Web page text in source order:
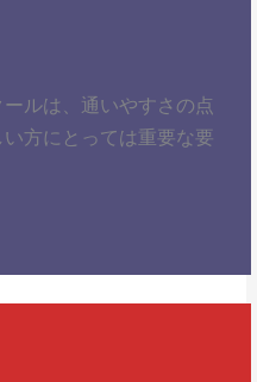
ルは、通いやすさの点
方にとっては重要な要